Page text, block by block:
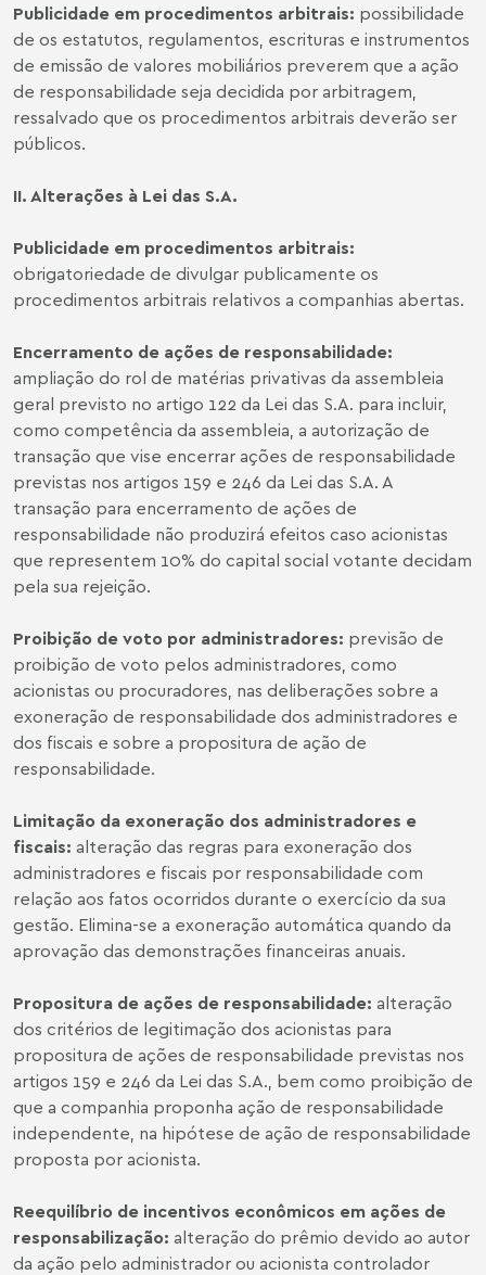
Publicidade em procedimentos arbitrais: possibilidade
de os estatutos, regulamentos, escrituras e instrumentos
de emissão de valores mobiliários preverem que a ação
de responsabilidade seja decidida por arbitragem,
ressalvado que os procedimentos arbitrais deverão ser
públicos.
II. Alterações à Lei das S.A.
Publicidade em procedimentos arbitrais:
obrigatoriedade de divulgar publicamente os
procedimentos arbitrais relativos a companhias abertas.
Encerramento de ações de responsabilidade:
ampliação do rol de matérias privativas da assembleia
geral previsto no artigo 122 da Lei das S.A. para incluir,
como competência da assembleia, a autorização de
transação que vise encerrar ações de responsabilidade
previstas nos artigos 159 e 246 da Lei das S.A. A
transação para encerramento de ações de
responsabilidade não produzirá efeitos caso acionistas
que representem 10% do capital social votante decidam
pela sua rejeição.
Proibição de voto por administradores: previsão de
proibição de voto pelos administradores, como
acionistas ou procuradores, nas deliberações sobre a
exoneração de responsabilidade dos administradores e
dos fiscais e sobre a propositura de ação de
responsabilidade.
Limitação da exoneração dos administradores e
fiscais: alteração das regras para exoneração dos
administradores e fiscais por responsabilidade com
relação aos fatos ocorridos durante o exercício da sua
gestão. Elimina-se a exoneração automática quando da
aprovação das demonstrações financeiras anuais.
Propositura de ações de responsabilidade: alteração
dos critérios de legitimação dos acionistas para
propositura de ações de responsabilidade previstas nos
artigos 159 e 246 da Lei das S.A., bem como proibição de
que a companhia proponha ação de responsabilidade
independente, na hipótese de ação de responsabilidade
proposta por acionista.
Reequilíbrio de incentivos econômicos em ações de
responsabilização: alteração do prêmio devido ao autor
da ação pelo administrador ou acionista controlador